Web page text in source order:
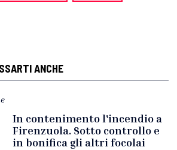
ANCHE
In contenimento l'incendio a
Firenzuola. Sotto controllo e
in bonifica gli altri focolai